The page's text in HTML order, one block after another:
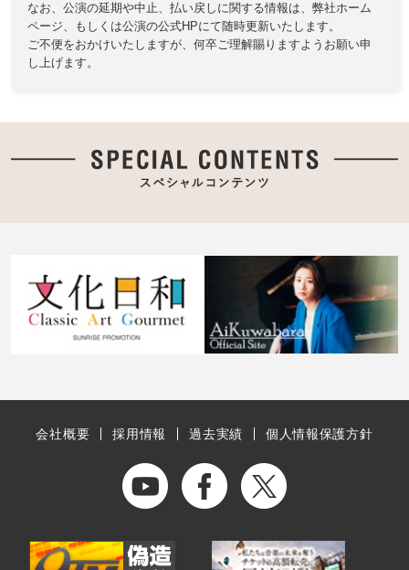
なお、公演の延期や中止、払い戻しに関する情報は、 弊社ホーム
ページ、もしくは公演の公式HPにて随時更新いたします。
ご不便をおかけいたしますが、何卒ご理解賜りますようお願い申
し上げます。
会社概要 採用情報 過去実績 個人情報保護方針